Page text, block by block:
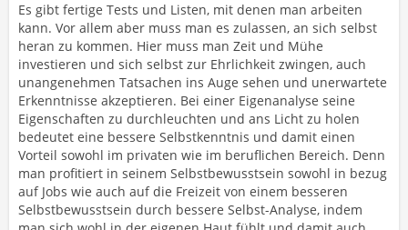
Es gibt fertige Tests und Listen, mit denen man arbeiten
kann. Vor allem aber muss man es zulassen, an sich selbst
heran zu kommen. Hier muss man Zeit und Mühe
investieren und sich selbst zur Ehrlichkeit zwingen, auch
unangenehmen Tatsachen ins Auge sehen und unerwartete
Erkenntnisse akzeptieren. Bei einer Eigenanalyse seine
Eigenschaften zu durchleuchten und ans Licht zu holen
bedeutet eine bessere Selbstkenntnis und damit einen
Vorteil sowohl im privaten wie im beruflichen Bereich. Denn
man profitiert in seinem Selbstbewusstsein sowohl in bezug
auf Jobs wie auch auf die Freizeit von einem besseren
Selbstbewusstsein durch bessere Selbst-Analyse, indem